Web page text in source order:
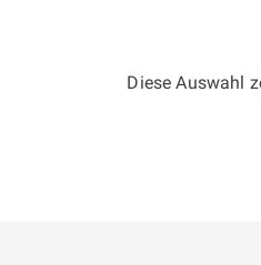
Diese Auswahl